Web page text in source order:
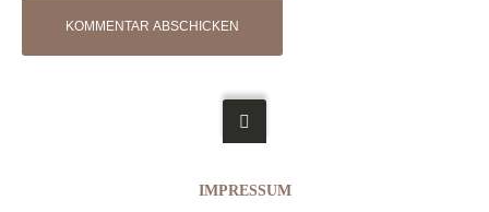
IMPRESSUM